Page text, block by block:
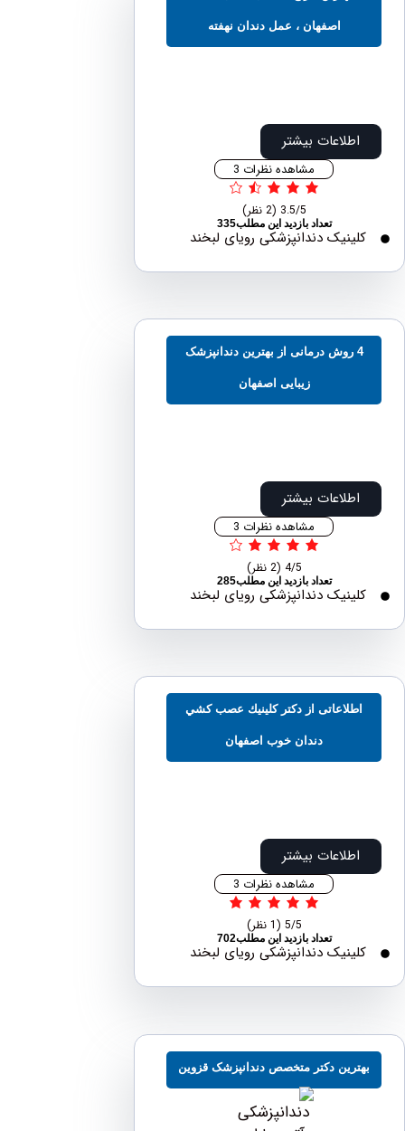
اصفهان ، عمل دندان نهفته
اطلاعات بیشتر
مشاهده نظرات 3
تعداد بازدید این مطلب335
دندانپزشکی رویای لبخند
4 روش درمانی از بهترین دندانپزشک
زیبایی اصفهان
اطلاعات بیشتر
مشاهده نظرات 3
تعداد بازدید این مطلب285
دندانپزشکی رویای لبخند
از دكتر كلينيك عصب كشي
دندان خوب اصفهان
اطلاعات بیشتر
مشاهده نظرات 3
تعداد بازدید این مطلب702
دندانپزشکی رویای لبخند
دکتر متخصص دندانپزشک قزوین